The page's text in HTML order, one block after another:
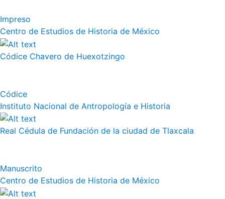
Impreso
Centro de Estudios de Historia de México
Códice Chavero de Huexotzingo
Códice
Instituto Nacional de Antropología e Historia
Real Cédula de Fundación de la ciudad de Tlaxcala
Manuscrito
Centro de Estudios de Historia de México